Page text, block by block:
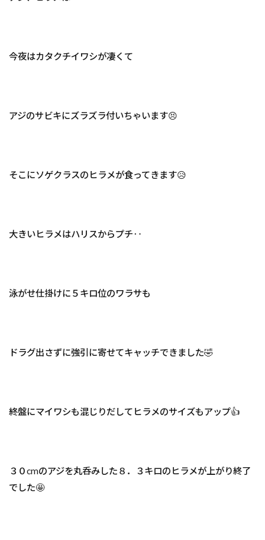
今夜はカタクチイワシが凄くて
アジのサビキにズラズラ付いちゃいます😣
そこにソゲクラスのヒラメが食ってきます😥
大きいヒラメはハリスからプチ‥
泳がせ仕掛けに５キロ位のワラサも
ドラグ出さずに強引に寄せてキャッチできました🤣
終盤にマイワシも混じりだしてヒラメのサイズもアップ👍
３０cmのアジを丸呑みした８．３キロのヒラメが上がり終了
でした🤩